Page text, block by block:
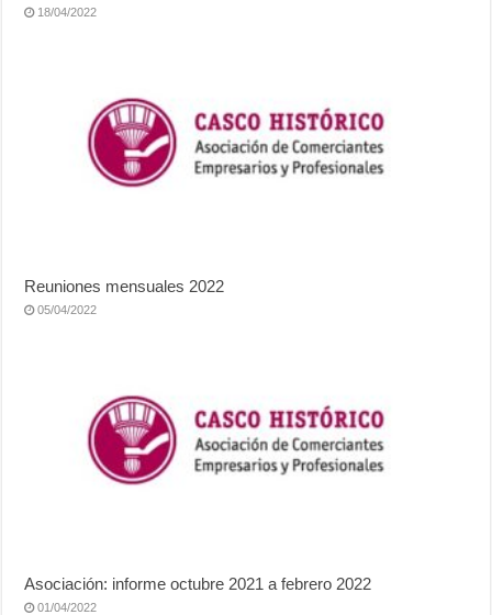
18/04/2022
Reuniones mensuales 2022
05/04/2022
Asociación: informe octubre 2021 a febrero 2022
01/04/2022